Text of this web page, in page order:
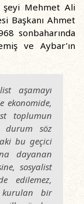
şeyi Mehmet Ali
Başkanı Ahmet
sonbaharında
ve Aybar’ın
aşamayı
ekonomide,
toplumun
durum söz
bu geçici
dayanan
sosyalist
edilemez,
kurulan bir